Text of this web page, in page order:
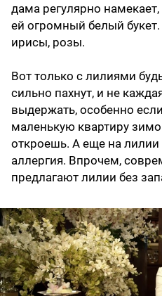
дама регулярно
ей огромный белый
ирисы, розы.
Вот только с лилиями
сильно пахнут, и не
выдержать, особенно
маленькую квартиру
откроешь. А еще на лилии
аллергия. Впрочем,
предлагают лилии без